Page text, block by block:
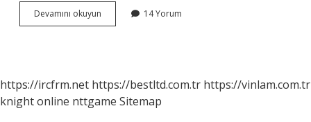
Devamını okuyun
Kelimesinin
14 Yorum
https://ircfrm.net https://bestltd.com.tr https://vinlam.com.tr
knight online nttgame Sitemap